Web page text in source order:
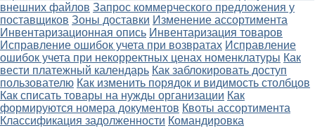
внешних файлов Запрос коммерческого предложения у
поставщиков Зоны доставки Изменение ассортимента
Инвентаризационная опись Инвентаризация товаров
Исправление ошибок учета при возвратах Исправление
ошибок учета при некорректных ценах номенклатуры Как
вести платежный календарь Как заблокировать доступ
пользователю Как изменить порядок и видимость столбцов
Как списать товары на нужды организации Как
формируются номера документов Квоты ассортимента
Классификация задолженности Командировка